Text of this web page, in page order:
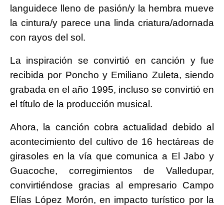
languidece lleno de pasión/y la hembra mueve
la cintura/y parece una linda criatura/adornada
con rayos del sol.
La inspiración se convirtió en canción y fue
recibida por Poncho y Emiliano Zuleta, siendo
grabada en el año 1995, incluso se convirtió en
el título de la producción musical.
Ahora, la canción cobra actualidad debido al
acontecimiento del cultivo de 16 hectáreas de
girasoles en la vía que comunica a El Jabo y
Guacoche, corregimientos de Valledupar,
convirtiéndose gracias al empresario Campo
Elías López Morón, en impacto turístico por la